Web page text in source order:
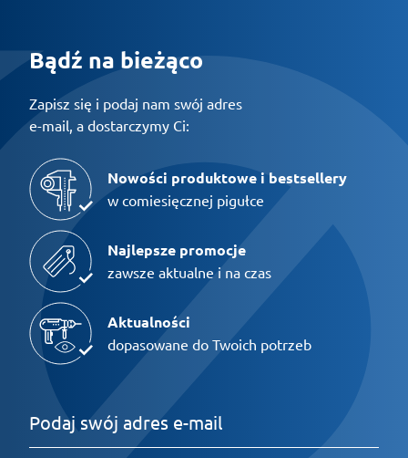
Bądź na bieżąco
Zapisz się i podaj nam swój adres
e-mail, a dostarczymy Ci:
Nowości produktowe i bestsellery
w comiesięcznej pigułce
Najlepsze promocje
zawsze aktualne i na czas
Aktualności
dopasowane do Twoich potrzeb